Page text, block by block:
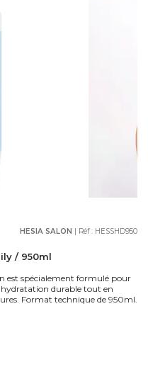
HESIA SALON | Réf : HESSHD950
/ 950ml
est spécialement formulé pour
hydratation durable tout en
Format technique de 950ml.